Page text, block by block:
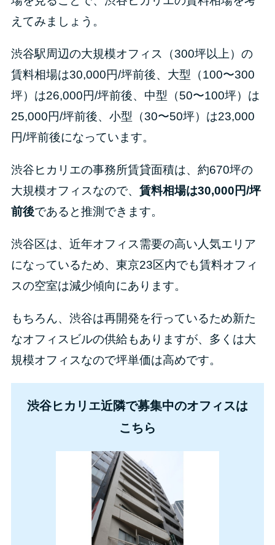
えてみましょう。
渋谷駅周辺の大規模オフィス（300坪以上）の
賃料相場は30,000円/坪前後、大型（100〜300
坪）は26,000円/坪前後、中型（50〜100坪）は
25,000円/坪前後、小型（30〜50坪）は23,000
円/坪前後になっています。
渋谷ヒカリエの事務所賃貸面積は、約670坪の
大規模オフィスなので、 賃料相場は30,000円/坪
前後であると推測できます。
渋谷区は、近年オフィス需要の高い人気エリア
になっているため、東京23区内でも賃料オフィ
スの空室は減少傾向にあります。
もちろん、渋谷は再開発を行っているため新た
なオフィスビルの供給もありますが、多くは大
規模オフィスなので坪単価は高めです。
渋谷ヒカリエ近隣で募集中のオフィスは
こちら